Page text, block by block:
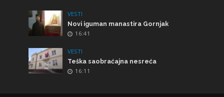
VESTI
Novi iguman manastira Gornjak
16:41
VESTI
Teška saobraćajna nesreća
16:11